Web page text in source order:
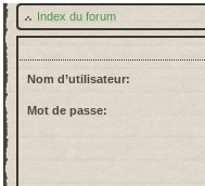
Index du forum
Nom d’utilisateur:
Mot de passe: